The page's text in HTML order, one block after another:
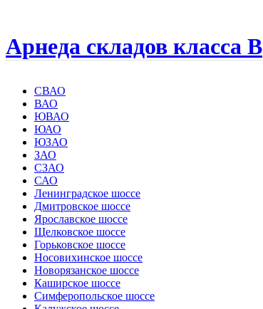
Арнеда складов класса B
СВАО
ВАО
ЮВАО
ЮАО
ЮЗАО
ЗАО
СЗАО
САО
Ленинградское шоссе
Дмитровское шоссе
Ярославское шоссе
Щелковское шоссе
Горьковское шоссе
Носовихинское шоссе
Новорязанское шоссе
Каширское шоссе
Симферопольское шоссе